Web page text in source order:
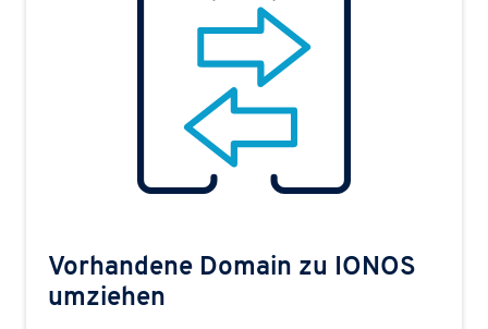
Vorhandene Domain zu IONOS
umziehen